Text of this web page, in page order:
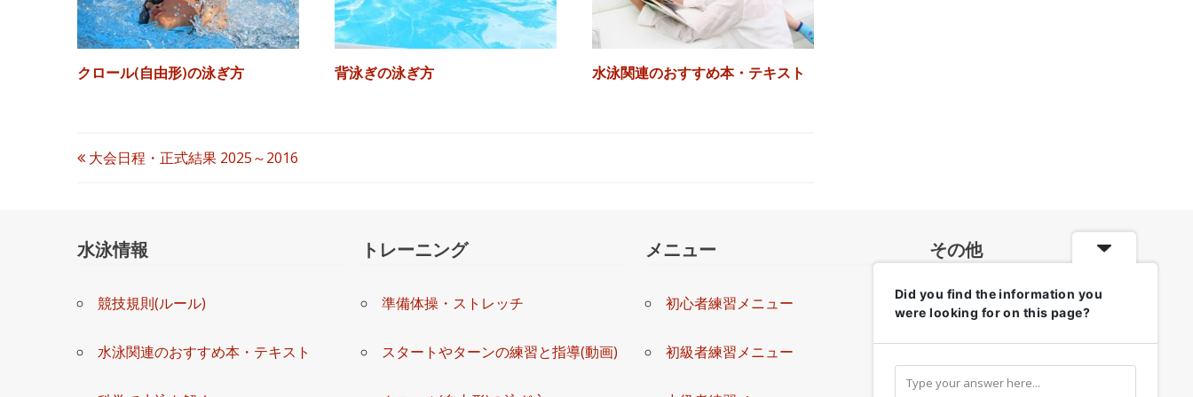
クロール(自由形)の泳ぎ方 背泳ぎの泳ぎ方 水泳関連のおすすめ本・テキスト
投
ナ
ゲ
ー
シ
大会日程・正式結果 2025～2016
水泳情報
競技規則(ルール)
水泳関連のおすすめ本・テキスト
トレーニング
準備体操・ストレッチ
スタートやターンの練習と指導(動画)
メニュー
初心者練習メニュー
初級者練習メニュー
その他
各地のお天気・防災情報
Did you find the information you
were looking for on this page?